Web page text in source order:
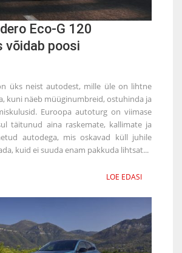
Eco-G 120
võidab poosi
üks neist autodest, mille üle on lihtne
kuni näeb müüginumbreid, ostuhinda ja
Euroopa autoturg on viimase
täitunud aina raskemate, kallimate ja
autodega, mis oskavad küll juhile
kuid ei suuda enam pakkuda lihtsat...
LOE EDASI